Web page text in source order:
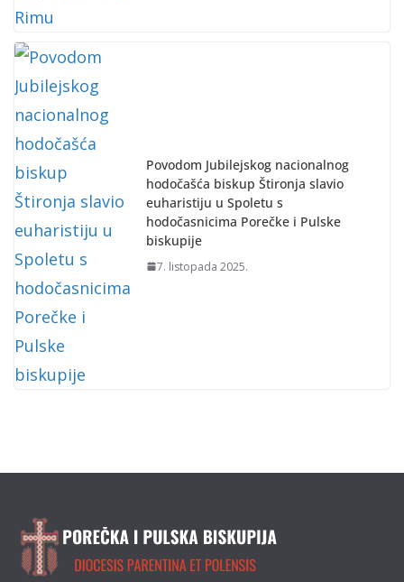
Povodom Jubilejskog nacionalnog
hodočašća biskup Štironja slavio
euharistiju u Spoletu s
hodočasnicima Porečke i Pulske
biskupije
7. listopada 2025.